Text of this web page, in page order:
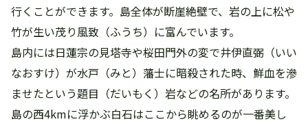
行くことができます。島全体が断崖絶壁で、岩の上に松や
竹が生い茂り風致（ふうち）に富んでいます。
島内には日蓮宗の見塔寺や桜田門外の変で井伊直弼（いい
なおすけ）が水戸（みと）藩士に暗殺された時、鮮血を滲
ませたという題目（だいもく）岩などの名所があります。
島の西4kmに浮かぶ白石はここから眺めるのが一番美し